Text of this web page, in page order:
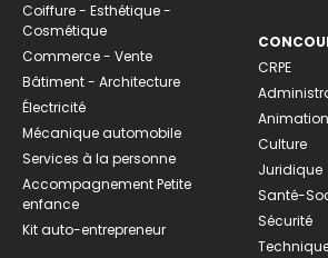
Coiffure - Esthétique -
Cosmétique
Commerce - Vente
Bâtiment - Architecture
Électricité
Mécanique automobile
Services à la personne
Accompagnement Petite
enfance
Kit auto-entrepreneur
CRPE
Culture
Juridique
Santé-
Sécurité